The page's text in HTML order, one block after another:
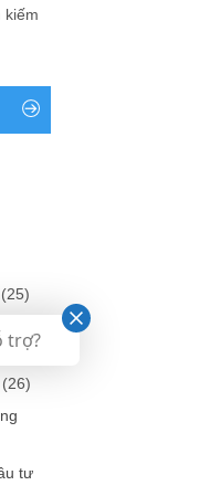
kiếm
(25)
(26)
tư
trợ?